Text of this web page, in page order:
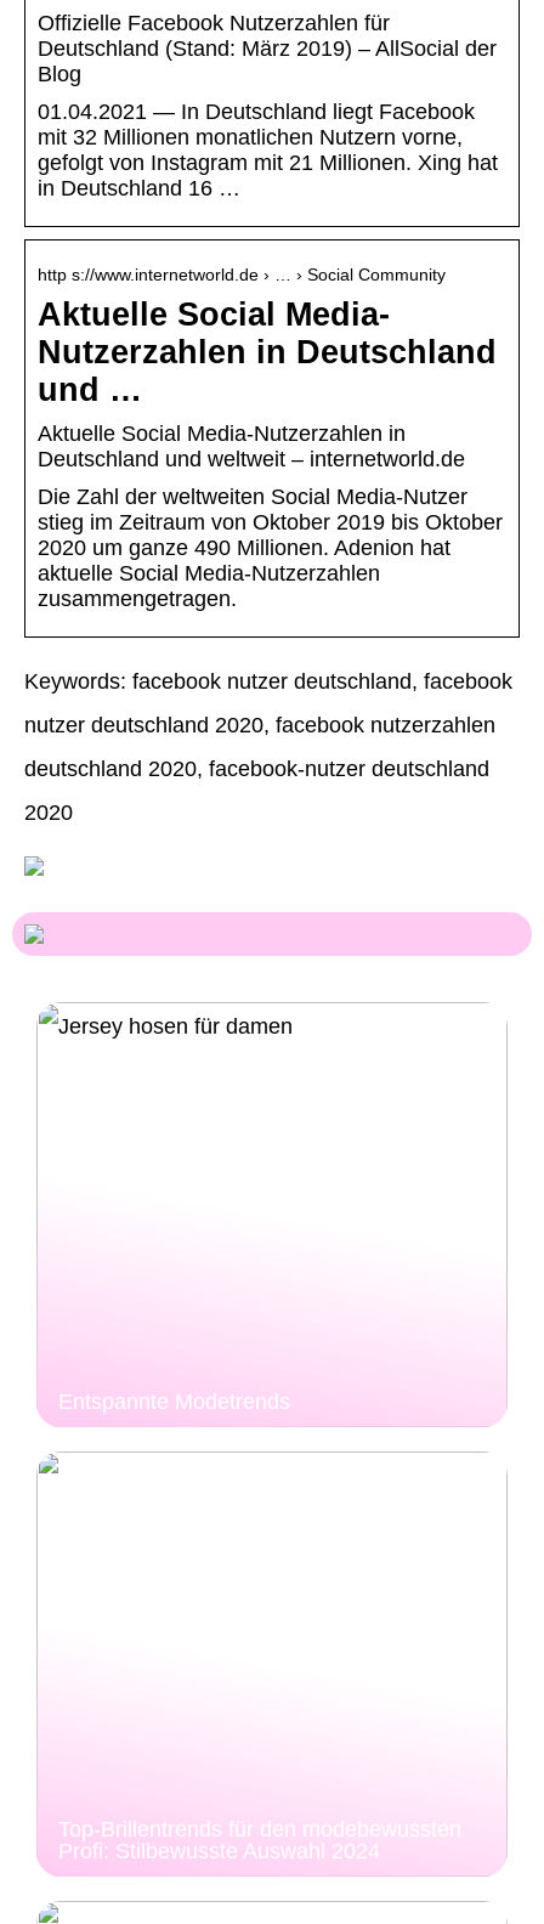
Offizielle Facebook Nutzerzahlen für
Deutschland (Stand: März 2019) – AllSocial der
Blog
01.04.2021 — In Deutschland liegt Facebook
mit 32 Millionen monatlichen Nutzern vorne,
gefolgt von Instagram mit 21 Millionen. Xing hat
in Deutschland 16 …
http s://www.internetworld.de › … › Social Community
Aktuelle Social Media-
Nutzerzahlen in Deutschland
und …
Aktuelle Social Media-Nutzerzahlen in
Deutschland und weltweit – internetworld.de
Die Zahl der weltweiten Social Media-Nutzer
stieg im Zeitraum von Oktober 2019 bis Oktober
2020 um ganze 490 Millionen. Adenion hat
aktuelle Social Media-Nutzerzahlen
zusammengetragen.
Keywords: facebook nutzer deutschland, facebook
nutzer deutschland 2020, facebook nutzerzahlen
deutschland 2020, facebook-nutzer deutschland
2020
Entspannte Modetrends
Top-Brillentrends für den modebewussten
Profi: Stilbewusste Auswahl 2024